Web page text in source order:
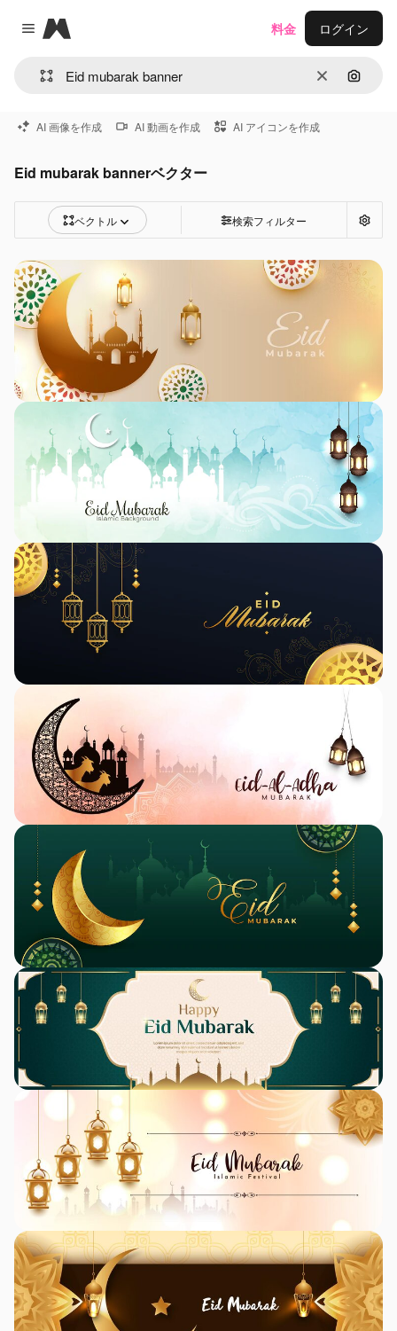
Close menu
Magnific
消去 画像で
料金 ログイン
AI 画像を作成 AI 動画を作成 AI アイコンを作成
Eid mubarak bannerベクター
ベクトル 検索フィルター